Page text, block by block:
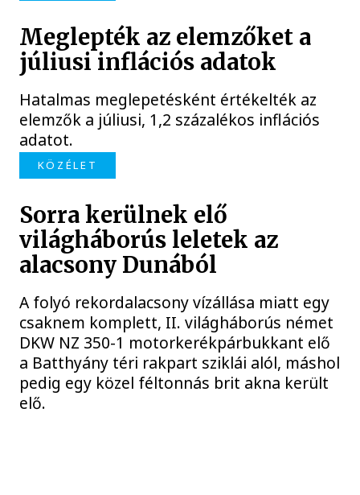
Meglepték az elemzőket a
júliusi inflációs adatok
Hatalmas meglepetésként értékelték az
elemzők a júliusi, 1,2 százalékos inflációs
adatot.
KÖZÉLET
Sorra kerülnek elő
világháborús leletek az
alacsony Dunából
A folyó rekordalacsony vízállása miatt egy
csaknem komplett, II. világháborús német
DKW NZ 350-1 motorkerékpárbukkant elő
a Batthyány téri rakpart sziklái alól, máshol
pedig egy közel féltonnás brit akna került
elő.